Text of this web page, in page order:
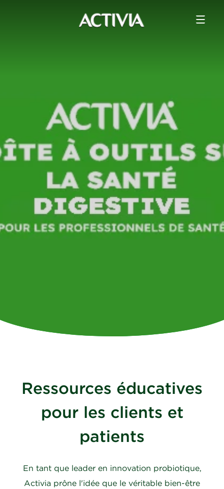
Ressources éducatives
pour les clients et
patients
En tant que leader en innovation probiotique,
Activia prône l'idée que le véritable bien-être